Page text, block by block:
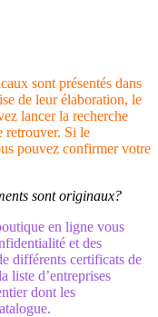
sont présentés dans
de leur élaboration, le
lancer la recherche
retrouver. Si le
pouvez confirmer votre
sont originaux?
en ligne vous
et des
différents certificats de
liste d’entreprises
dont les